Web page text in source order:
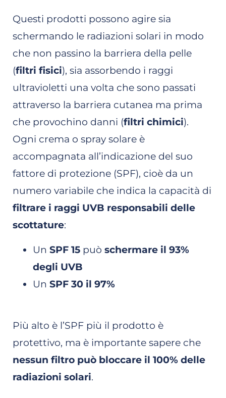
Questi prodotti possono agire sia
schermando le radiazioni solari in modo
che non passino la barriera della pelle
(filtri fisici), sia assorbendo i raggi
ultravioletti una volta che sono passati
attraverso la barriera cutanea ma prima
che provochino danni (filtri chimici).
Ogni crema o spray solare è
accompagnata all’indicazione del suo
fattore di protezione (SPF), cioè da un
numero variabile che indica la capacità di
filtrare i raggi UVB responsabili delle
scottature:
Un SPF 15 può schermare il 93%
degli UVB
Un SPF 30 il 97%
Più alto è l’SPF più il prodotto è
protettivo, ma è importante sapere che
nessun filtro può bloccare il 100% delle
radiazioni solari.